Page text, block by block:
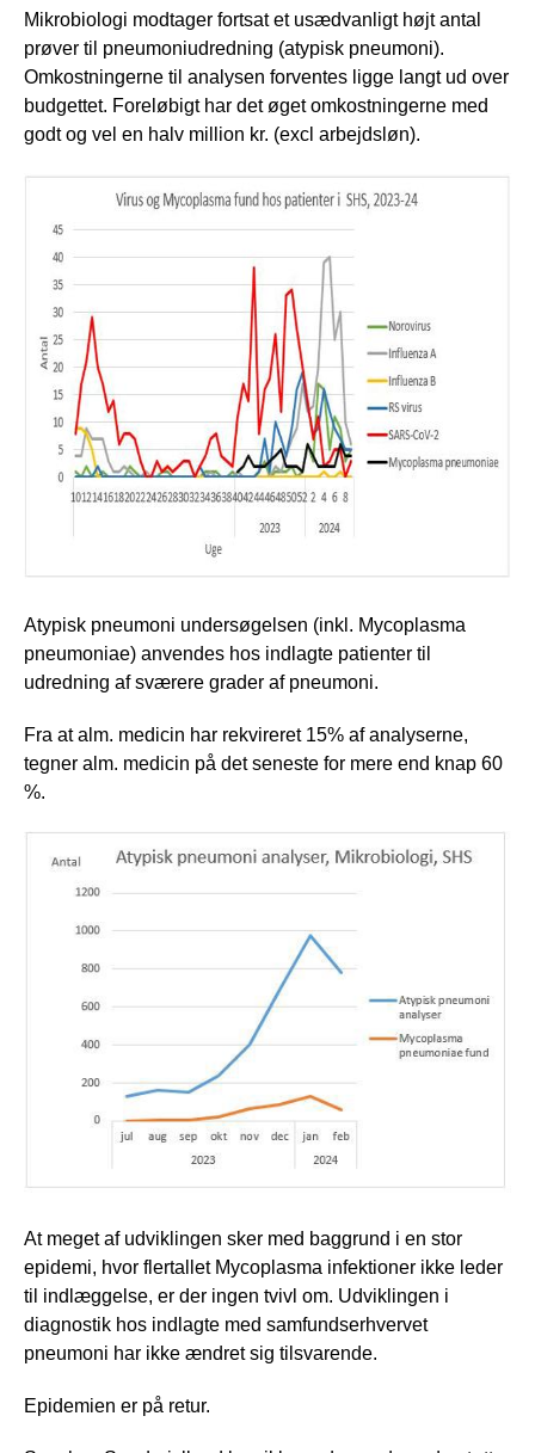
Mikrobiologi modtager fortsat et usædvanligt højt antal
prøver til pneumoniudredning (atypisk pneumoni).
Omkostningerne til analysen forventes ligge langt ud over
budgettet. Foreløbigt har det øget omkostningerne med
godt og vel en halv million kr. (excl arbejdsløn).
Atypisk pneumoni undersøgelsen (inkl. Mycoplasma
pneumoniae) anvendes hos indlagte patienter til
udredning af sværere grader af pneumoni.
Fra at alm. medicin har rekvireret 15% af analyserne,
tegner alm. medicin på det seneste for mere end knap 60
%.
At meget af udviklingen sker med baggrund i en stor
epidemi, hvor flertallet Mycoplasma infektioner ikke leder
til indlæggelse, er der ingen tvivl om. Udviklingen i
diagnostik hos indlagte med samfundserhvervet
pneumoni har ikke ændret sig tilsvarende.
Epidemien er på retur.